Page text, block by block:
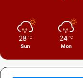
28 ℃
Sun
24 ℃
Mon